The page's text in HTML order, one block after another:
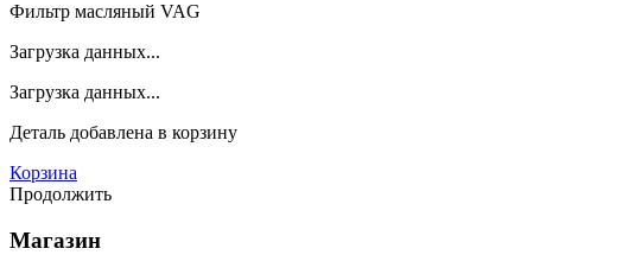
Фильтр масляный VAG
Загрузка данных...
Загрузка данных...
Деталь добавлена в корзину
Корзина
Продолжить
Магазин